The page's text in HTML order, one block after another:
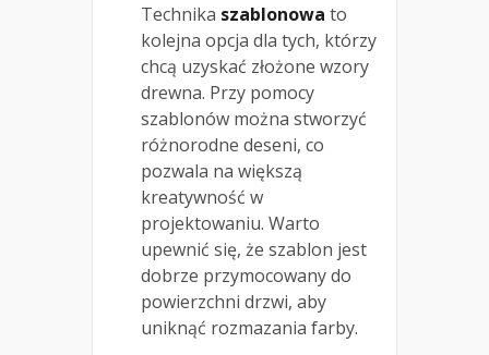
Technika szablonowa to
kolejna opcja dla tych, którzy
chcą uzyskać złożone wzory
drewna. Przy pomocy
szablonów można stworzyć
różnorodne deseni, co
pozwala na większą
kreatywność w
projektowaniu. Warto
upewnić się, że szablon jest
dobrze przymocowany do
powierzchni drzwi, aby
uniknąć rozmazania farby.